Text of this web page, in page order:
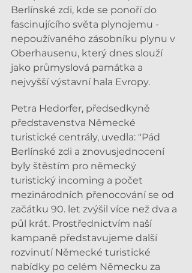
Berlínské zdi, kde se ponoří do
fascinujícího světa plynojemu -
nepoužívaného zásobníku plynu v
Oberhausenu, který dnes slouží
jako průmyslová památka a
nejvyšší výstavní hala Evropy.
Petra Hedorfer, předsedkyně
představenstva Německé
turistické centrály, uvedla: "Pád
Berlínské zdi a znovusjednocení
byly štěstím pro německý
turistický incoming a počet
mezinárodních přenocování se od
začátku 90. let zvýšil více než dva a
půl krát. Prostřednictvím naší
kampaně představujeme další
rozvinutí Německé turistické
nabídky po celém Německu za